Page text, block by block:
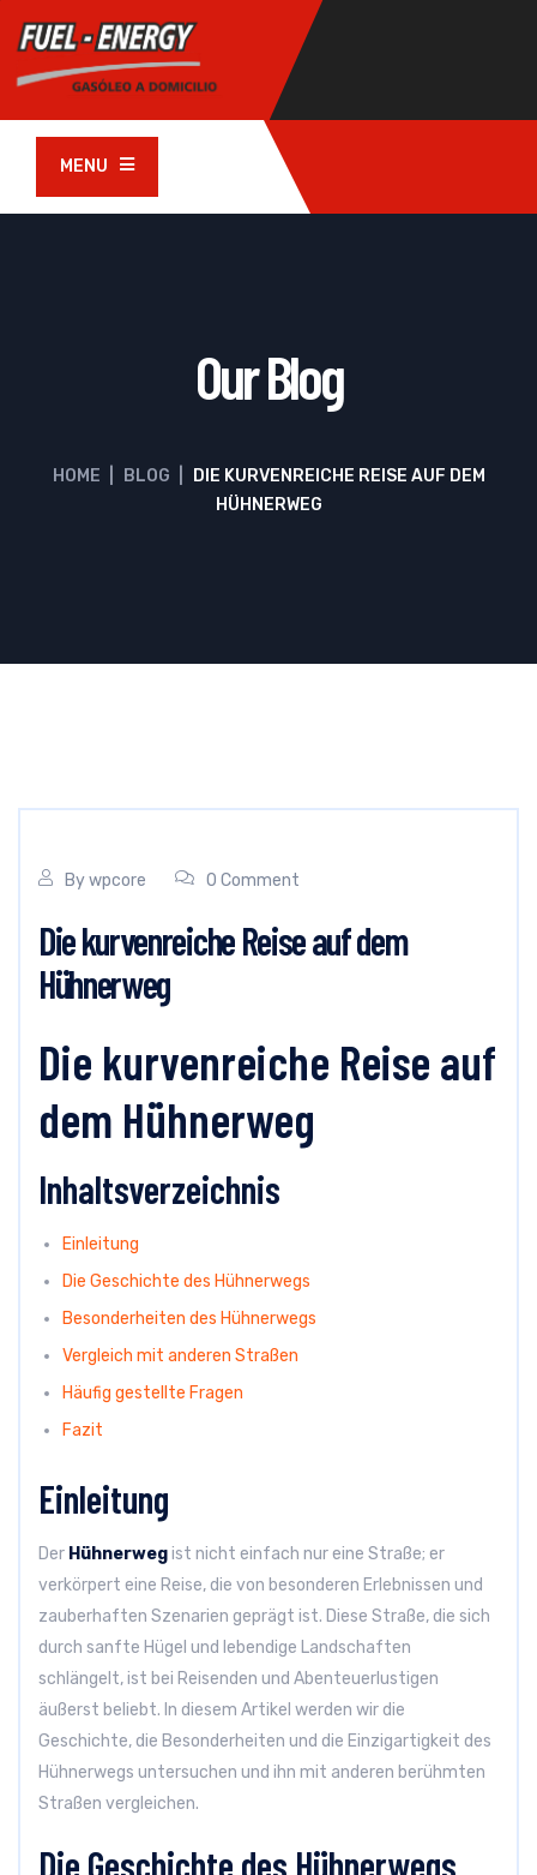
MENU
Our Blog
HOME BLOG
DIE KURVENREICHE REISE AUF DEM
HÜHNERWEG
Bywpcore 0 Comment
Die kurvenreiche Reise auf dem
Hühnerweg
Die kurvenreiche Reise auf
dem Hühnerweg
Inhaltsverzeichnis
Einleitung
Die Geschichte des Hühnerwegs
Besonderheiten des Hühnerwegs
Vergleich mit anderen Straßen
Häufig gestellte Fragen
Fazit
Einleitung
Der Hühnerwegist nicht einfach nur eine Straße; er
verkörpert eine Reise, die von besonderen Erlebnissen und
zauberhaften Szenarien geprägt ist. Diese Straße, die sich
durch sanfte Hügel und lebendige Landschaften
schlängelt, ist bei Reisenden und Abenteuerlustigen
äußerst beliebt. In diesem Artikel werden wir die
Geschichte, die Besonderheiten und die Einzigartigkeit des
Hühnerwegs untersuchen und ihn mit anderen berühmten
Straßen vergleichen.
Die Geschichte des Hühnerwegs